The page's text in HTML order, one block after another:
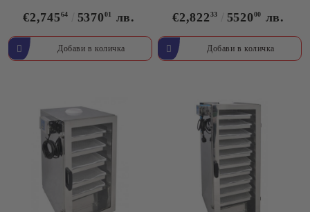
€2,74564 537001 лв. €2,82233 552000 лв.